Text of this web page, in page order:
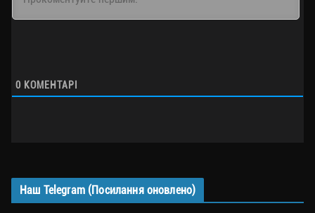
0 КОМЕНТАРІ
Наш Telegram (Посилання оновлено)